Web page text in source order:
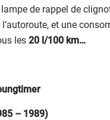
de rappel de
l’autoroute, et une
les 20 l/100 km…
– 1989)